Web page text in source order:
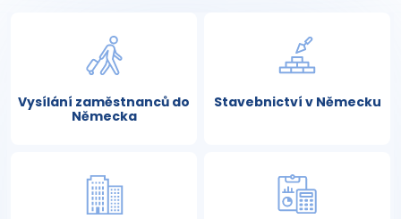
Vysílání zaměstnanců do
Německa
Stavebnictví v Německu